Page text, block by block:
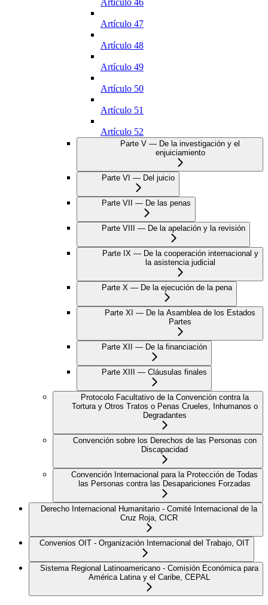
Artículo 46
Artículo 47
Artículo 48
Artículo 49
Artículo 50
Artículo 51
Artículo 52
Parte V — De la investigación y el
enjuiciamiento
Parte VI — Del juicio
Parte VII — De las penas
Parte VIII — De la apelación y la revisión
Parte IX — De la cooperación internacional y
la asistencia judicial
Parte X — De la ejecución de la pena
Parte XI — De la Asamblea de los Estados
Partes
Parte XII — De la financiación
Parte XIII — Cláusulas finales
Protocolo Facultativo de la Convención contra la
Tortura y Otros Tratos o Penas Crueles, Inhumanos o
Degradantes
Convención sobre los Derechos de las Personas con
Discapacidad
Convención Internacional para la Protección de Todas
las Personas contra las Desapariciones Forzadas
Derecho Internacional Humanitario - Comité Internacional de la
Cruz Roja, CICR
Convenios OIT - Organización Internacional del Trabajo, OIT
Sistema Regional Latinoamericano - Comisión Económica para
América Latina y el Caribe, CEPAL